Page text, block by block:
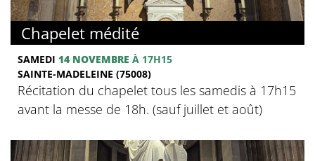
Chapelet médité
SAMEDI 14 NOVEMBRE À 17H15
SAINTE-MADELEINE (75008)
Récitation du chapelet tous les samedis à 17h15
avant la messe de 18h. (sauf juillet et août)